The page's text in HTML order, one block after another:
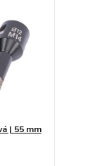
| 55 mm